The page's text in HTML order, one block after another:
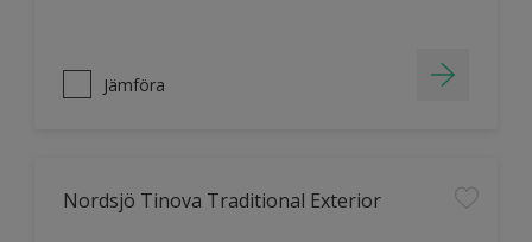
Jämföra
Nordsjö Tinova Traditional Exterior